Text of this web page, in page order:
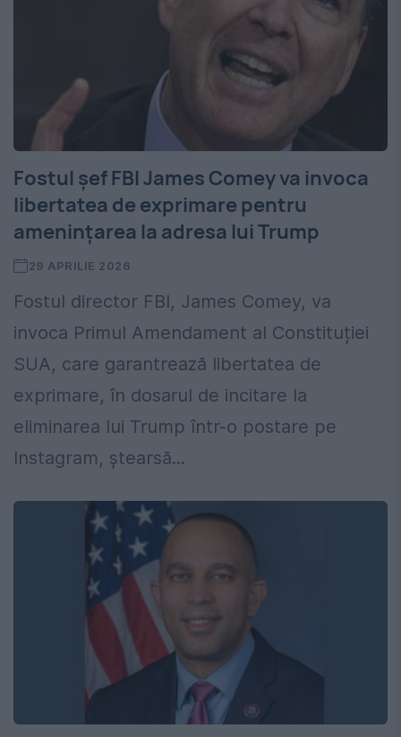
Fostul șef FBI James Comey va invoca
libertatea de exprimare pentru
amenințarea la adresa lui Trump
29 APRILIE 2026
Fostul director FBI, James Comey, va
invoca Primul Amendament al Constituției
SUA, care garantrează libertatea de
exprimare, în dosarul de incitare la
eliminarea lui Trump într-o postare pe
Instagram, ștearsă...